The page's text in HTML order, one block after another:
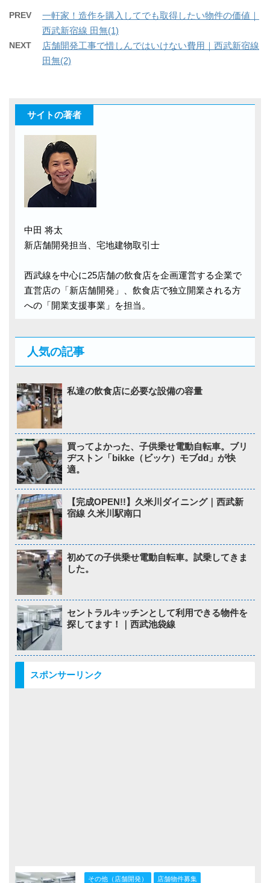
PREV
一軒家！造作を購入してでも取得したい物件の価値｜
西武新宿線 田無(1)
NEXT
店舗開発工事で惜しんではいけない費用｜西武新宿線
田無(2)
サイトの著者
中田 将太
新店舗開発担当、宅地建物取引士
西武線を中心に25店舗の飲食店を企画運営する企業で
直営店の「新店舗開発」、飲食店で独立開業される方
への「開業支援事業」を担当。
人気の記事
私達の飲食店に必要な設備の容量
買ってよかった、子供乗せ電動自転車。ブリ
ヂストン「bikke（ビッケ）モブdd」が快
適。
【完成OPEN!!】久米川ダイニング｜西武新
宿線 久米川駅南口
初めての子供乗せ電動自転車。試乗してきま
した。
セントラルキッチンとして利用できる物件を
探してます！｜西武池袋線
スポンサーリンク
その他（店舗開発） 店舗物件募集